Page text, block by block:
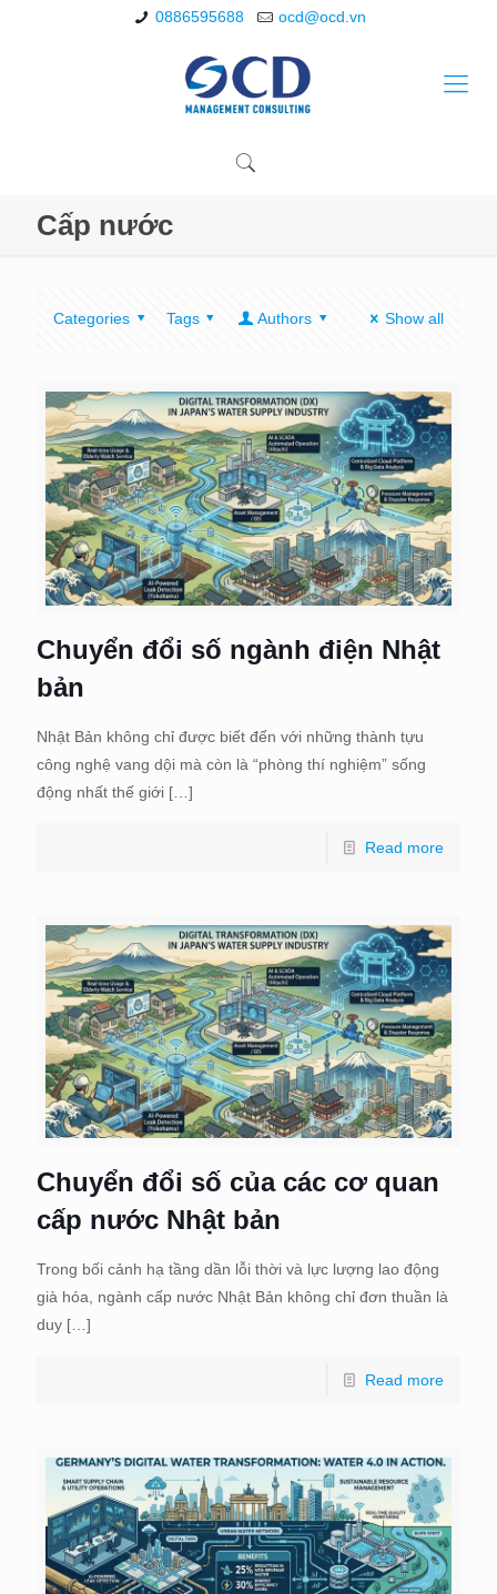
0886595688 ocd@ocd.vn
Cấp nước
Categories Tags Authors Show all
Chuyển đổi số ngành điện Nhật
bản
Nhật Bản không chỉ được biết đến với những thành tựu
công nghệ vang dội mà còn là “phòng thí nghiệm” sống
động nhất thế giới […]
Read more
Chuyển đổi số của các cơ quan
cấp nước Nhật bản
Trong bối cảnh hạ tầng dần lỗi thời và lực lượng lao động
già hóa, ngành cấp nước Nhật Bản không chỉ đơn thuần là
duy […]
Read more